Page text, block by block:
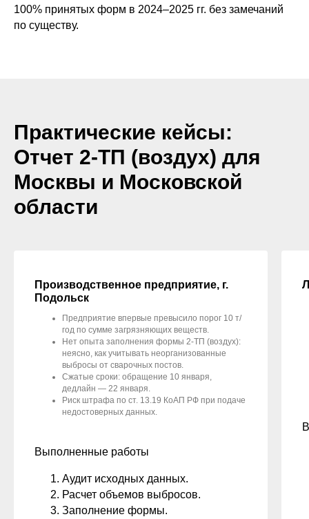
100% принятых форм в 2024–2025 гг. без замечаний
по существу.
Практические кейсы:
Отчет 2-ТП (воздух) для
Москвы и Московской
области
Производственное предприятие, г.
Подольск
Предприятие впервые превысило порог 10 т/
год по сумме загрязняющих веществ.
Нет опыта заполнения формы 2-ТП (воздух):
неясно, как учитывать неорганизованные
выбросы от сварочных постов.
Сжатые сроки: обращение 10 января,
дедлайн — 22 января.
Риск штрафа по ст. 13.19 КоАП РФ при подаче
недостоверных данных.
Выполненные работы
Аудит исходных данных.
Расчет объемов выбросов.
Заполнение формы.